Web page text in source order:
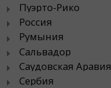
Пуэрто-Рико
Россия
Румыния
Сальвадор
Саудовская Аравия
Сербия